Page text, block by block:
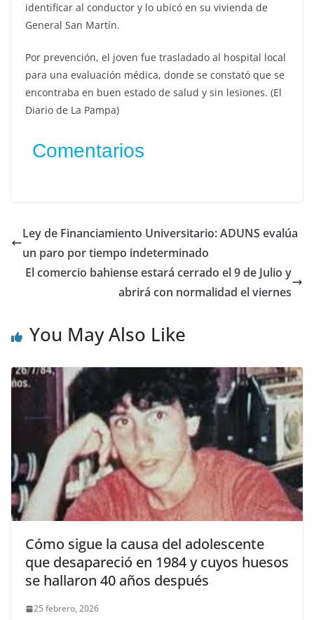
identificar al conductor y lo ubicó en su vivienda de
General San Martín.
Por prevención, el joven fue trasladado al hospital local
para una evaluación médica, donde se constató que se
encontraba en buen estado de salud y sin lesiones. (El
Diario de La Pampa)
Comentarios
Ley de Financiamiento Universitario: ADUNS evalúa
un paro por tiempo indeterminado
El comercio bahiense estará cerrado el 9 de Julio y
abrirá con normalidad el viernes
You May Also Like
Cómo sigue la causa del adolescente
que desapareció en 1984 y cuyos huesos
se hallaron 40 años después
25 febrero, 2026